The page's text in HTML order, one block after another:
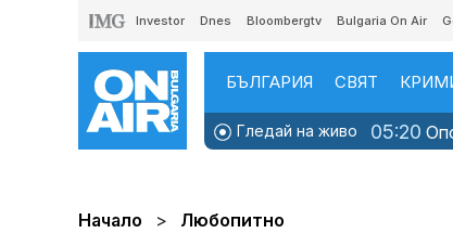
Investor Dnes Bloombergtv Bulgaria On Air
БЪЛГАРИЯ СВЯТ
Гледай на живо 05:20
Начало Любопитно